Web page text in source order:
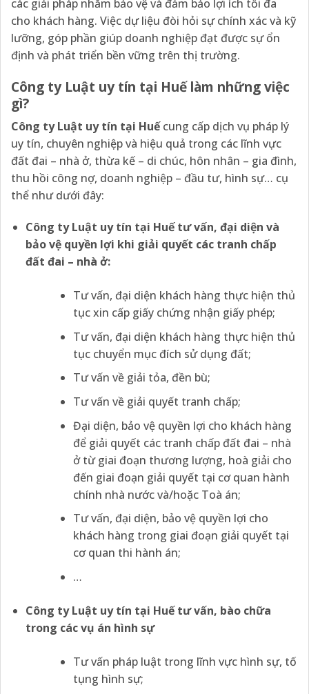
các giải pháp nhằm bảo vệ và đảm bảo lợi ích tối đa
cho khách hàng. Việc dự liệu đòi hỏi sự chính xác và kỹ
lưỡng, góp phần giúp doanh nghiệp đạt được sự ổn
định và phát triển bền vững trên thị trường.
Công ty Luật uy tín tại Huế làm những việc
gì?
Công ty Luật uy tín tại Huếcung cấp dịch vụ pháp lý
uy tín, chuyên nghiệp và hiệu quả trong các lĩnh vực
đất đai – nhà ở, thừa kế – di chúc, hôn nhân – gia đình,
thu hồi công nợ, doanh nghiệp – đầu tư, hình sự… cụ
thể như dưới đây:
Công ty Luật uy tín tại Huế tư vấn, đại diện và
bảo vệ quyền lợi khi giải quyết các tranh chấp
đất đai – nhà ở:
Tư vấn, đại diện khách hàng thực hiện thủ
tục xin cấp giấy chứng nhận giấy phép;
Tư vấn, đại diện khách hàng thực hiện thủ
tục chuyển mục đích sử dụng đất;
Tư vấn về giải tỏa, đền bù;
Tư vấn về giải quyết tranh chấp;
Đại diện, bảo vệ quyền lợi cho khách hàng
để giải quyết các tranh chấp đất đai – nhà
ở từ giai đoạn thương lượng, hoà giải cho
đến giai đoạn giải quyết tại cơ quan hành
chính nhà nước và/hoặc Toà án;
Tư vấn, đại diện, bảo vệ quyền lợi cho
khách hàng trong giai đoạn giải quyết tại
cơ quan thi hành án;
…
Công ty Luật uy tín tại Huế tư vấn, bào chữa
trong các vụ án hình sự
Tư vấn pháp luật trong lĩnh vực hình sự, tố
tụng hình sự;